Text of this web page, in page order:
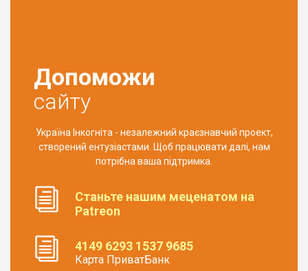
Допоможи
сайту
Україна Інкогніта - незалежний краєзнавчий проект,
створений ентузіастами. Щоб працювати далі, нам
потрібна ваша підтримка.
Станьте нашим меценатом на
Patreon
4149 6293 1537 9685
Карта ПриватБанк